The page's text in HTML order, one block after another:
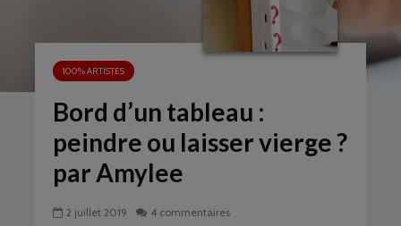
100% ARTISTES
Bord d’un tableau :
peindre ou laisser vierge ?
par Amylee
2 juillet 2019
4 commentaires